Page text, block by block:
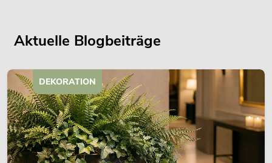
Aktuelle Blogbeiträge
DEKORATION